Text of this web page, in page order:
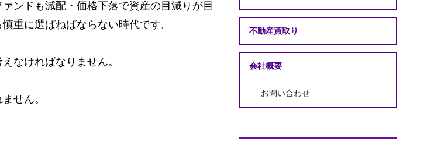
ンドも減配・価格下落で資産の目減りが目
重に選ばねばならない時代です。
なければなりません。
せん。
不動産買取り
会社概要
お問い合わせ